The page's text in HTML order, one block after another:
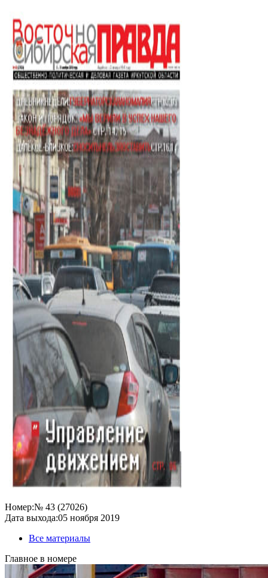
Номер:№ 43 (27026)
Дата выхода:05 ноября 2019
Все материалы
Главное в номере